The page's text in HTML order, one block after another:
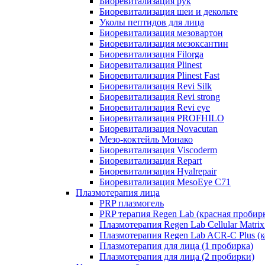
Биоревитализация шеи и декольте
Уколы пептидов для лица
Биоревитализация мезовартон
Биоревитализация мезоксантин
Биоревитализация Filorga
Биоревитализация Plinest
Биоревитализация Plinest Fast
Биоревитализация Revi Silk
Биоревитализация Revi strong
Биоревитализация Revi eye
Биоревитализация PROFHILO
Биоревитализация Novacutan
Мезо-коктейль Монако
Биоревитализация Viscoderm
Биоревитализация Repart
Биоревитализация Hyalrepair
Биоревитализация MesoEye C71
Плазмотерапия лица
PRP плазмогель
PRP терапия Regen Lab (красная
Плазмотерапия Regen Lab Cellular
Плазмотерапия Regen Lab ACR-C Plus
Плазмотерапия для лица (1 пробирка)
Плазмотерапия для лица (2 пробирки)